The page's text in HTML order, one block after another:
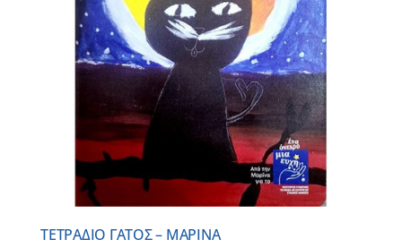
ΤΕΤΡΑΔΙΟ ΓΑΤΟΣ – ΜΑΡΙΝΑ